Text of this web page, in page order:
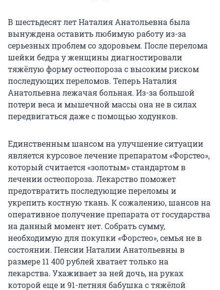
В шестьдесят лет Наталия Анатольевна была
вынуждена оставить любимую работу из-за
серьезных проблем со здоровьем. После перелома
шейки бедра у женщины диагностировали
тяжёлую форму остеопороза с высоким риском
последующих переломов. Теперь Наталия
Анатольевна лежачая больная. Из-за большой
потери веса и мышечной массы она не в силах
передвигаться даже с помощью ходунков.
Единственным шансом на улучшение ситуации
является курсовое лечение препаратом «Форстео»,
который считается «золотым» стандартом в
лечении остеопороза. Лекарство поможет
предотвратить последующие переломы и
укрепить костную ткань. К сожалению, шансов на
оперативное получение препарата от государства
на данный момент нет. Собрать сумму,
необходимую для покупки «Форстео», семья не в
состоянии. Пенсии Наталии Анатольевны в
размере 11 400 рублей хватает только на
лекарства. Ухаживает за ней дочь, на руках
которой еще и 91-летняя бабушка с тяжёлой